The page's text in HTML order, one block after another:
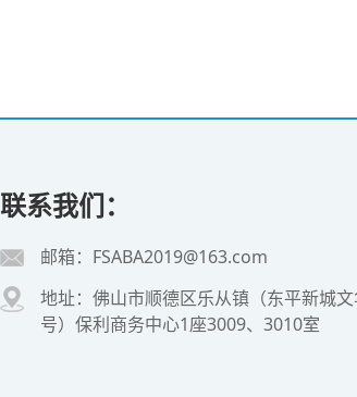
联系我们：
邮箱：FSABA2019@163.com
地址：佛山市顺德区乐从镇（东平新城
号）保利商务中心1座3009、3010室